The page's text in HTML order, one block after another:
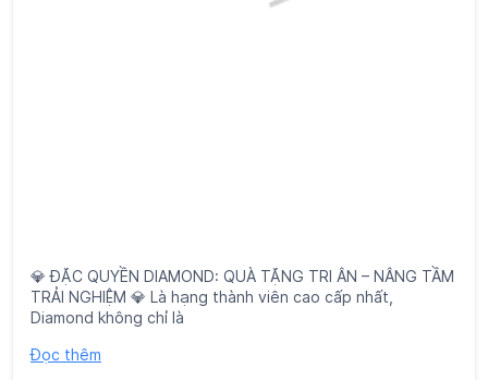
💎 ĐẶC QUYỀN DIAMOND: QUÀ TẶNG TRI ÂN – NÂNG TẦM
TRẢI NGHIỆM 💎 Là hạng thành viên cao cấp nhất,
Diamond không chỉ là
Đọc thêm